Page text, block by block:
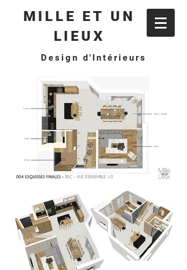
MILLE ET UN
LIEUX
Design d'Intérieurs